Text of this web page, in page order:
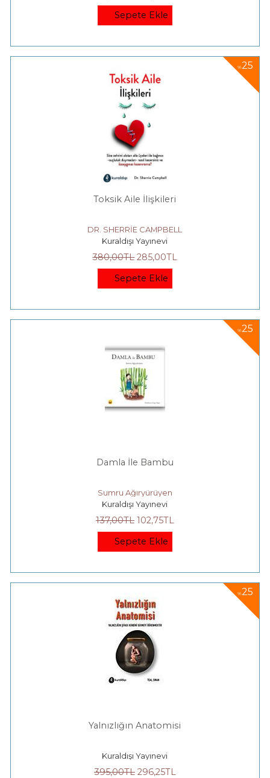
Sepete Ekle
%25
Toksik Aile İlişkileri
DR. SHERRİE CAMPBELL
Kuraldışı Yayınevi
380,00TL 285,00TL
Sepete Ekle
%25
Damla İle Bambu
Sumru Ağıryürüyen
Kuraldışı Yayınevi
137,00TL 102,75TL
Sepete Ekle
%25
Yalnızlığın Anatomisi
Kuraldışı Yayınevi
395,00TL 296,25TL